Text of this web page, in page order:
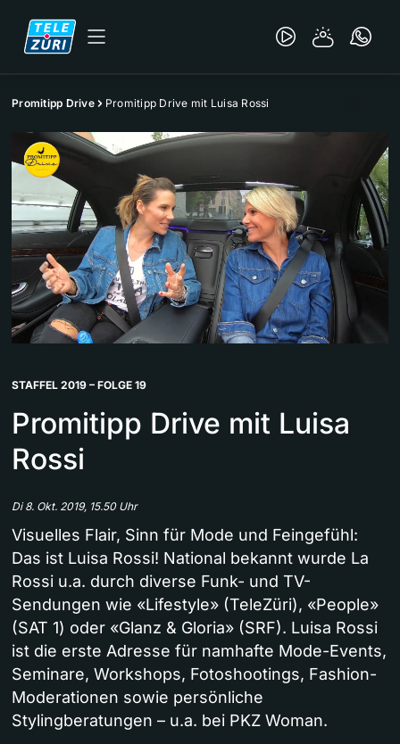
Promitipp Drive Promitipp Drive mit Luisa Rossi
STAFFEL 2019 – FOLGE 19
Promitipp Drive mit Luisa
Rossi
Di 8. Okt. 2019, 15.50 Uhr
Visuelles Flair, Sinn für Mode und Feingefühl:
Das ist Luisa Rossi! National bekannt wurde La
Rossi u.a. durch diverse Funk- und TV-
Sendungen wie «Lifestyle» (TeleZüri), «People»
(SAT 1) oder «Glanz & Gloria» (SRF). Luisa Rossi
ist die erste Adresse für namhafte Mode-Events,
Seminare, Workshops, Fotoshootings, Fashion-
Moderationen sowie persönliche
Stylingberatungen – u.a. bei PKZ Woman.